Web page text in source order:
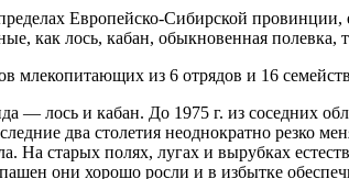
Европейско-Сибирской
как лось, кабан, обыкновенная полевка,
млекопитающих из 6 отрядов и 16
— лось и кабан. До 1975 г. из соседних
два столетия неоднократно резко
На старых полях, лугах и вырубках
они хорошо росли и в избытке